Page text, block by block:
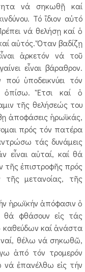
νά σηκωθῇ καί
Τό ἴδιον αὐτό
νά θελήσῃ καί ὁ
αὐτός. Ὅταν βαδίζῃ
ἀρκετόν νά τοῦ
εἶναι βάραθρον.
ὑποδεικνύει τόν
ὀπίσω. Ἔτσι καί ὁ
τῆς θελήσεώς του
ἀποφάσεις ἡρωϊκάς,
πρός τόν πατέρα
τάς δυνάμεις
εἶναι αὐταί, καί θά
τῆς ἐπιστροφῆς πρός
τῆς μετανοίας, τῆς
ἡρωϊκήν ἀπόφασιν ὁ
φθάσουν εἰς τάς
ὁ καθεύδων καί ἀνάστα
θέλω νά σηκωθῶ,
ἀπό τόν τρομερόν
νά ἐπανέλθω εἰς τήν